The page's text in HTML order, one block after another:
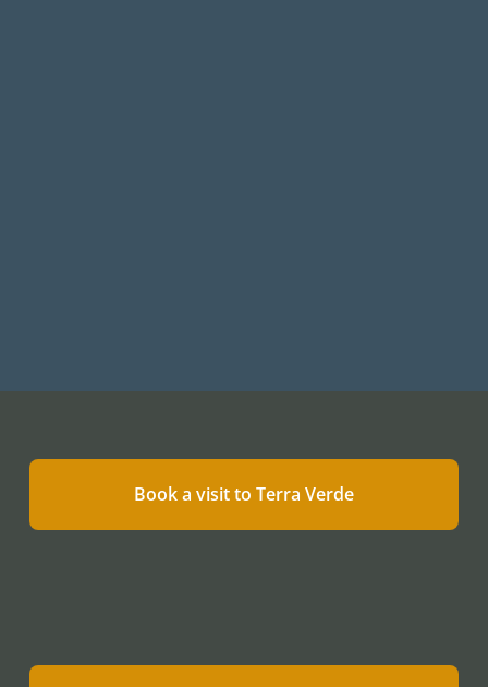
Book a visit to Terra Verde